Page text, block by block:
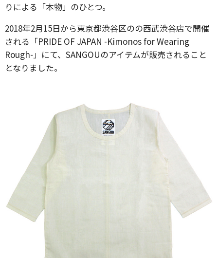
りによる「本物」のひとつ。
2018年2月15日から東京都渋谷区のの西武渋谷店で開催
される「PRIDE OF JAPAN -Kimonos for Wearing
Rough-」にて、SANGOUのアイテムが販売されること
となりました。